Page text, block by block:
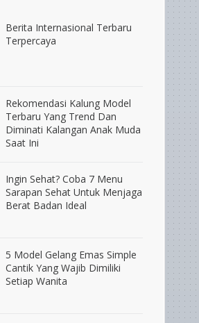
Berita Internasional Terbaru
Terpercaya
Rekomendasi Kalung Model
Terbaru Yang Trend Dan
Diminati Kalangan Anak Muda
Saat Ini
Ingin Sehat? Coba 7 Menu
Sarapan Sehat Untuk Menjaga
Berat Badan Ideal
5 Model Gelang Emas Simple
Cantik Yang Wajib Dimiliki
Setiap Wanita